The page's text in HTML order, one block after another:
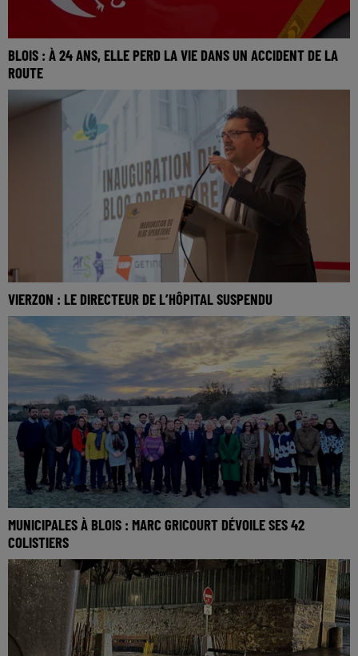
BLOIS : À 24 ANS, ELLE PERD LA VIE DANS UN ACCIDENT DE LA
ROUTE
VIERZON : LE DIRECTEUR DE L’HÔPITAL SUSPENDU
MUNICIPALES À BLOIS : MARC GRICOURT DÉVOILE SES 42
COLISTIERS